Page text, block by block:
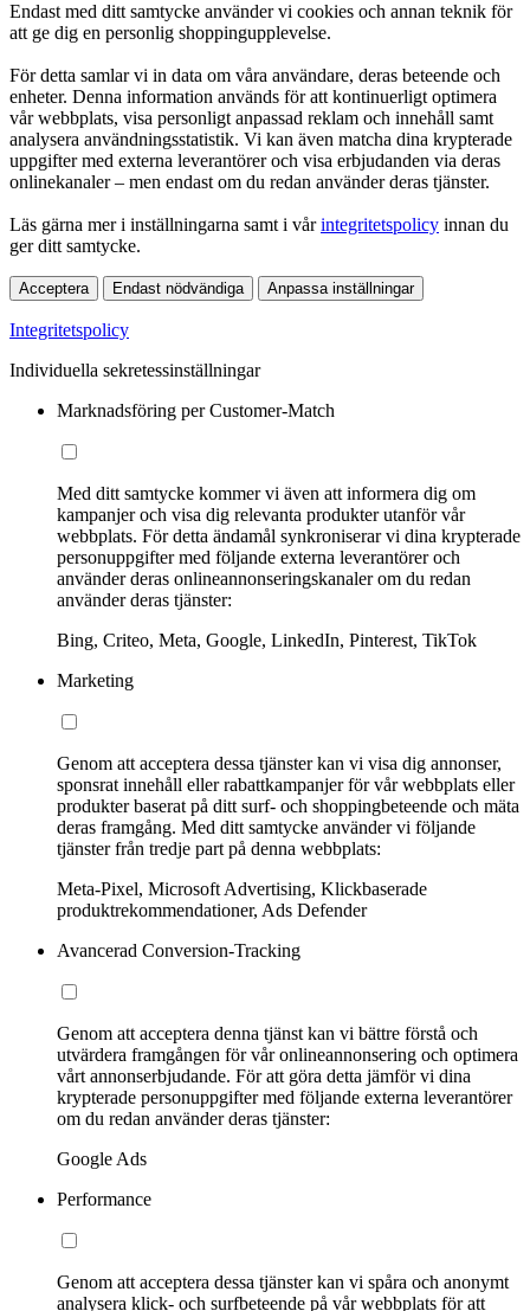
Endast med ditt samtycke använder vi cookies och annan teknik för
att ge dig en personlig shoppingupplevelse.
För detta samlar vi in data om våra användare, deras beteende och
enheter. Denna information används för att kontinuerligt optimera
vår webbplats, visa personligt anpassad reklam och innehåll samt
analysera användningsstatistik. Vi kan även matcha dina krypterade
uppgifter med externa leverantörer och visa erbjudanden via deras
onlinekanaler – men endast om du redan använder deras tjänster.
Läs gärna mer i inställningarna samt i vårintegritetspolicy innan du
ger ditt samtycke.
Acceptera Endast nödvändiga Anpassa inställningar
Integritetspolicy
Individuella sekretessinställningar
Marknadsföring per Customer-Match
Med ditt samtycke kommer vi även att informera dig om
kampanjer och visa dig relevanta produkter utanför vår
webbplats. För detta ändamål synkroniserar vi dina krypterade
personuppgifter med följande externa leverantörer och
använder deras onlineannonseringskanaler om du redan
använder deras tjänster:
Bing, Criteo, Meta, Google, LinkedIn, Pinterest, TikTok
Marketing
Genom att acceptera dessa tjänster kan vi visa dig annonser,
sponsrat innehåll eller rabattkampanjer för vår webbplats eller
produkter baserat på ditt surf- och shoppingbeteende och mäta
deras framgång. Med ditt samtycke använder vi följande
tjänster från tredje part på denna webbplats:
Meta-Pixel, Microsoft Advertising, Klickbaserade
produktrekommendationer, Ads Defender
Avancerad Conversion-Tracking
Genom att acceptera denna tjänst kan vi bättre förstå och
utvärdera framgången för vår onlineannonsering och optimera
vårt annonserbjudande. För att göra detta jämför vi dina
krypterade personuppgifter med följande externa leverantörer
om du redan använder deras tjänster:
Google Ads
Performance
Genom att acceptera dessa tjänster kan vi spåra och anonymt
analysera klick- och surfbeteende på vår webbplats för att